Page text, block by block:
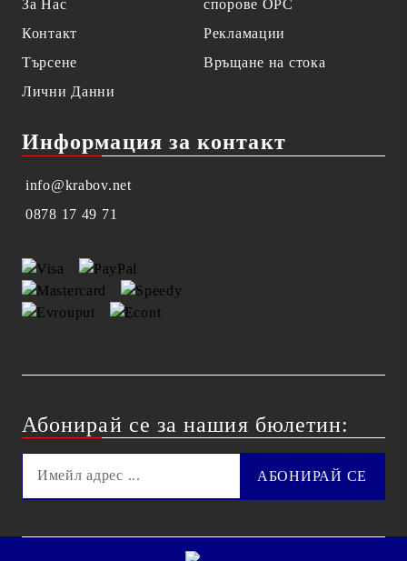
За Нас
Контакт
Търсене
Лични Данни
спорове OPC
Рекламации
Връщане на стока
Информация за контакт
info@krabov.net
0878 17 49 71
Абонирай се за нашия бюлетин: